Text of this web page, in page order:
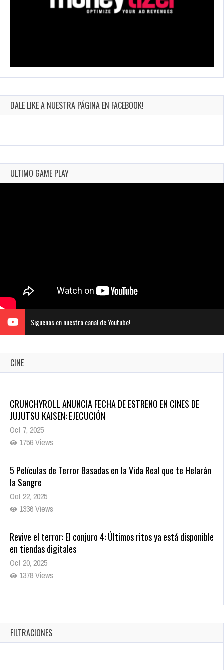
DALE LIKE A NUESTRA PÁGINA EN FACEBOOK!
ULTIMO GAME PLAY
Siguenos en nuestro canal de Youtube!
CINE
CRUNCHYROLL ANUNCIA FECHA DE ESTRENO EN CINES DE
JUJUTSU KAISEN: EJECUCIÓN
Oct 7, 2025
1756 Views
5 Películas de Terror Basadas en la Vida Real que te Helarán
la Sangre
Oct 22, 2025
1336 Views
Revive el terror: El conjuro 4: Últimos ritos ya está disponible
en tiendas digitales
Oct 20, 2025
1378 Views
Warner Bros. lleva a las tiendas digitales su racha de
Oct 17, 2025
1434 Views
FILTRACIONES